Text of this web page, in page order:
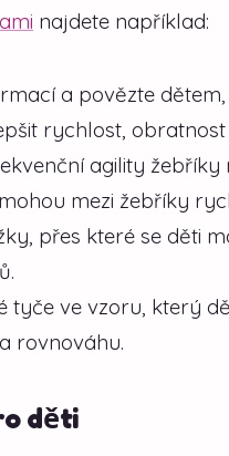
najdete například:
a povězte
rychlost, obratnost
agility žebříky
mezi žebříky
přes které se děti
tyče ve vzoru, který
rovnováhu.
děti